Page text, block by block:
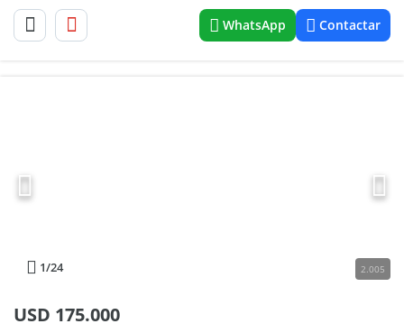
WhatsApp Contactar
1/24 2.005
USD 175.000